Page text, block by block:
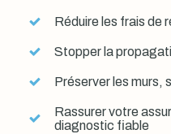
Réduire les frais de
Stopper la
Préserver les murs,
Rassurer votre
diagnostic fiable